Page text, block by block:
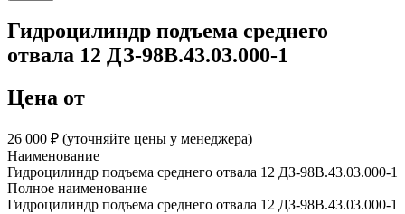
Гидроцилиндр подъема среднего
отвала 12 ДЗ-98В.43.03.000-1
Цена от
26 000 ₽︁ (уточняйте цены у менеджера)
Наименование
Гидроцилиндр подъема среднего отвала 12 ДЗ-98В.43.03.000-1
Полное наименование
Гидроцилиндр подъема среднего отвала 12 ДЗ-98В.43.03.000-1